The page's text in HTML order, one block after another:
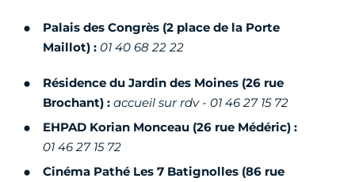
Palais des Congrès (2 place de la Porte
Maillot) : 01 40 68 22 22
Résidence du Jardin des Moines (26 rue
Brochant) : accueil sur rdv - 01 46 27 15 72
EHPAD Korian Monceau (26 rue Médéric) :
01 46 27 15 72
Cinéma Pathé Les 7 Batignolles (86 rue